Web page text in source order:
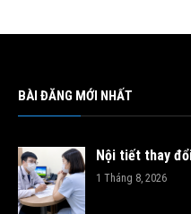
BÀI ĐĂNG MỚI NHẤT
Nội tiết thay
1 Tháng 8, 2026